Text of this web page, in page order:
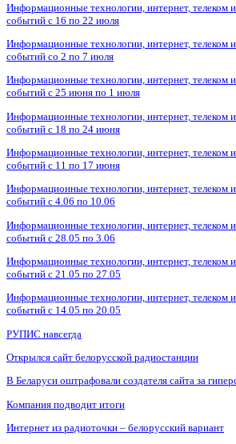
Информационные технологии, интернет, телеком
событий с 16 по 22 июля
Информационные технологии, интернет, телеком
событий со 2 по 7 июля
Информационные технологии, интернет, телеком
событий с 25 июня по 1 июля
Информационные технологии, интернет, телеком
событий с 18 по 24 июня
Информационные технологии, интернет, телеком
событий с 11 по 17 июня
Информационные технологии, интернет, телеком
событий с 4.06 по 10.06
Информационные технологии, интернет, телеком
событий с 28.05 по 3.06
Информационные технологии, интернет, телеком
событий с 21.05 по 27.05
Информационные технологии, интернет, телеком
событий с 14.05 по 20.05
РУПИС навсегда
Открылся сайт белорусской радиостанции
В Беларуси оштрафовали создателя сайта за
Компания подводит итоги
Интернет из радиоточки – белорусский вариант